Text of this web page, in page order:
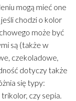
mogą mieć one
chodzi o kolor
może być
są (także w
czekoladowe,
dotyczy także
się typy:
czy sepia.